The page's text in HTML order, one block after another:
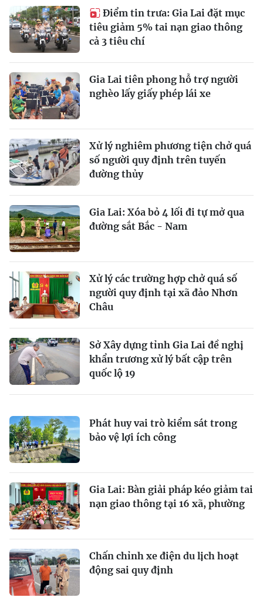
Điểm tin trưa: Gia Lai đặt mục
tiêu giảm 5% tai nạn giao thông
cả 3 tiêu chí
Gia Lai tiên phong hỗ trợ người
nghèo lấy giấy phép lái xe
Xử lý nghiêm phương tiện chở quá
số người quy định trên tuyến
đường thủy
Gia Lai: Xóa bỏ 4 lối đi tự mở qua
đường sắt Bắc - Nam
Xử lý các trường hợp chở quá số
người quy định tại xã đảo Nhơn
Châu
Sở Xây dựng tỉnh Gia Lai đề nghị
khẩn trương xử lý bất cập trên
quốc lộ 19
Phát huy vai trò kiểm sát trong
bảo vệ lợi ích công
Gia Lai: Bàn giải pháp kéo giảm tai
nạn giao thông tại 16 xã, phường
Chấn chỉnh xe điện du lịch hoạt
động sai quy định